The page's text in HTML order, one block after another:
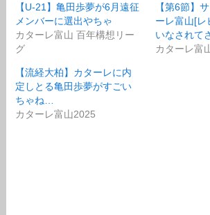
【U-21】亀田歩夢が6月遠征
メンバーに選出やちゃ
カターレ富山 百年構想リー
グ
【第6節】
ーレ富山[レ
いなされて
カターレ富
【流経大柏】カターレに内
定しとる亀田歩夢がすごい
ちゃね…
カターレ富山2025